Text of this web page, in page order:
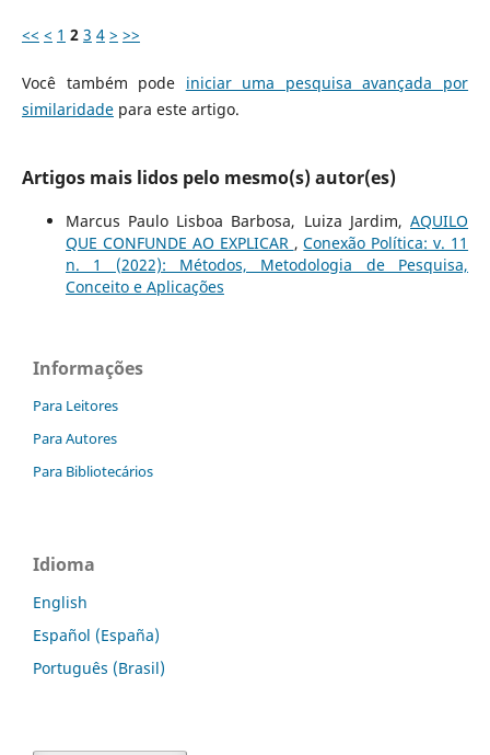
<< < 1 2 3 4 > >>
Você também pode iniciar uma pesquisa avançada por
similaridadepara este artigo.
Artigos mais lidos pelo mesmo(s) autor(es)
Marcus Paulo Lisboa Barbosa, Luiza Jardim,AQUILO
QUE CONFUNDE AO EXPLICAR ,Conexão Política: v. 11
n. 1 (2022): Métodos, Metodologia de Pesquisa,
Conceito e Aplicações
Informações
Para Leitores
Para Autores
Para Bibliotecários
Idioma
English
Español (España)
Português (Brasil)